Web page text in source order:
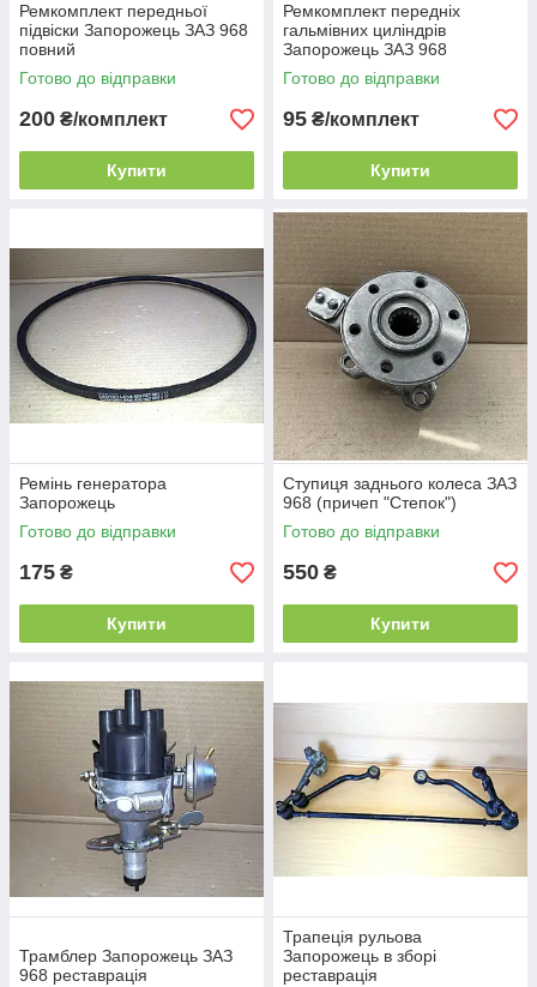
Ремкомплект передньої
підвіски Запорожець ЗАЗ 968
повний
Готово до відправки
200 ₴/комплект
Купити
Ремкомплект передніх
гальмівних циліндрів
Запорожець ЗАЗ 968
Готово до відправки
95 ₴/комплект
Купити
Ремінь генератора
Запорожець
Готово до відправки
175 ₴
Купити
Ступиця заднього колеса ЗАЗ
968 (причеп "Степок")
Готово до відправки
550 ₴
Купити
Трамблер Запорожець ЗАЗ
968 реставрація
Трапеція рульова
Запорожець в зборі
реставрація